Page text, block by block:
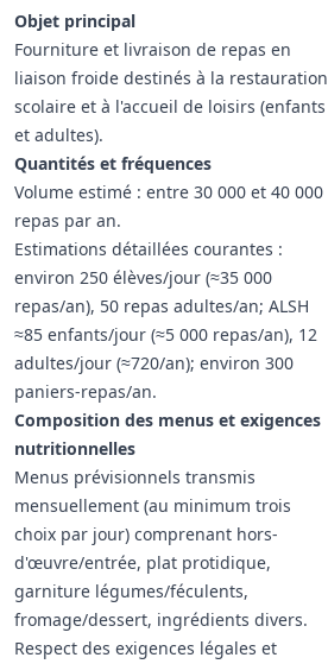
Objet principal
Fourniture et livraison de repas en
liaison froide destinés à la restauration
scolaire et à l'accueil de loisirs (enfants
et adultes).
Quantités et fréquences
Volume estimé : entre 30 000 et 40 000
repas par an.
Estimations détaillées courantes :
environ 250 élèves/jour (≈35 000
repas/an), 50 repas adultes/an; ALSH
≈85 enfants/jour (≈5 000 repas/an), 12
adultes/jour (≈720/an); environ 300
paniers-repas/an.
Composition des menus et exigences
nutritionnelles
Menus prévisionnels transmis
mensuellement (au minimum trois
choix par jour) comprenant hors-
d'œuvre/entrée, plat protidique,
garniture légumes/féculents,
fromage/dessert, ingrédients divers.
Respect des exigences légales et